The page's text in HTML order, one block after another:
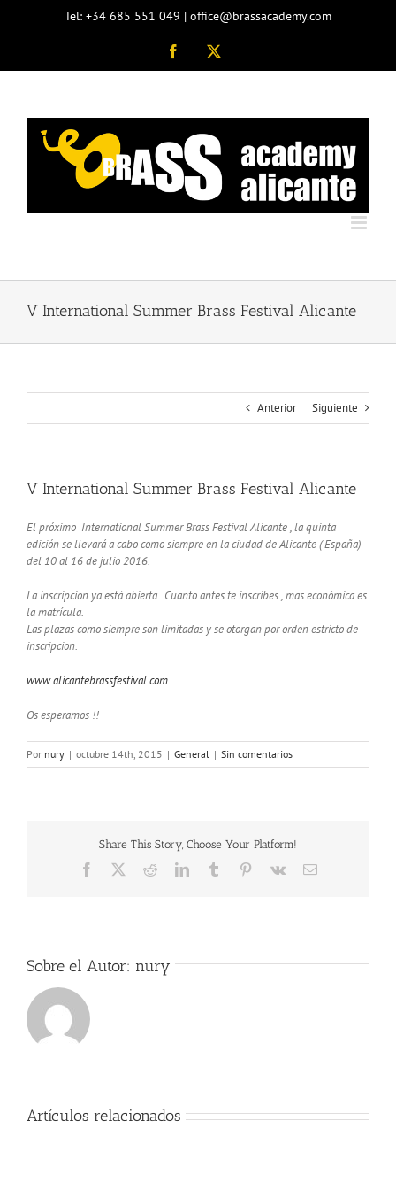
Tel: +34 685 551 049 | office@brassacademy.com
Facebook
V International Summer Brass Festival Alicante
Anterior Siguiente
V International Summer Brass Festival Alicante
El próximo International Summer Brass Festival Alicante , la quinta
edición se llevará a cabo como siempre en la ciudad de Alicante ( España)
del 10 al 16 de julio 2016.
La inscripcion ya está abierta . Cuanto antes te inscribes , mas económica es
la matrícula.
Las plazas como siempre son limitadas y se otorgan por orden estricto de
inscripcion.
www.alicantebrassfestival.com
Os esperamos !!
Por nury | octubre 14th, 2015 | General | Sin comentarios
Share This Story, Choose Your Platform!
Facebook RedditLinkedInTumblr Pinterest
Vk
Correo
Sobre el Autor: nury
Artículos relacionados